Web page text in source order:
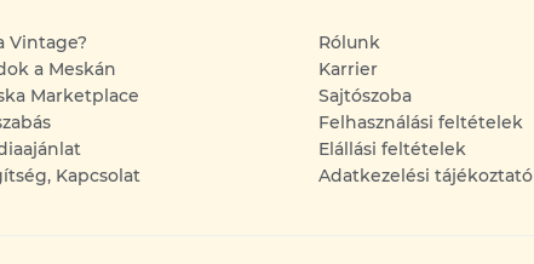
Vintage?
a Meskán
Marketplace
Kapcsolat
Rólunk
Karrier
Sajtószoba
Felhasználási feltételek
Elállási feltételek
Adatkezelési tájékoztató